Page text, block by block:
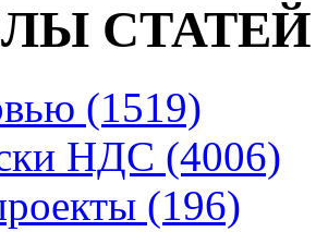
СТАТЕЙ
(1519)
НДС (4006)
(196)